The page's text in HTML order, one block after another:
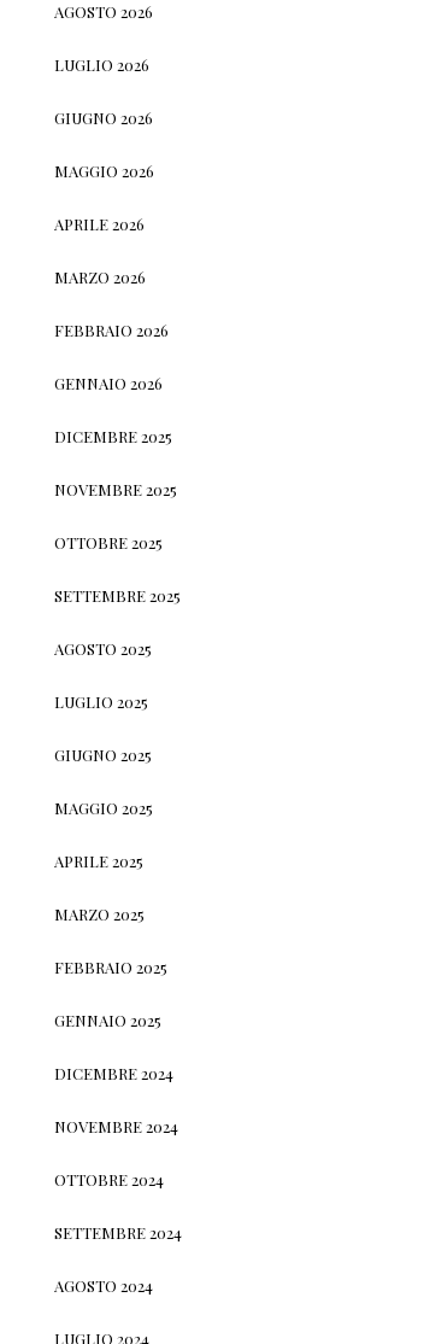
AGOSTO 2026
LUGLIO 2026
GIUGNO 2026
MAGGIO 2026
APRILE 2026
MARZO 2026
FEBBRAIO 2026
GENNAIO 2026
DICEMBRE 2025
NOVEMBRE 2025
OTTOBRE 2025
SETTEMBRE 2025
AGOSTO 2025
LUGLIO 2025
GIUGNO 2025
MAGGIO 2025
APRILE 2025
MARZO 2025
FEBBRAIO 2025
GENNAIO 2025
DICEMBRE 2024
NOVEMBRE 2024
OTTOBRE 2024
SETTEMBRE 2024
AGOSTO 2024
LUGLIO 2024